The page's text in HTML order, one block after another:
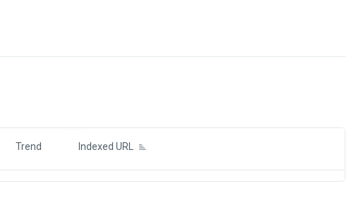
Trend Indexed URL